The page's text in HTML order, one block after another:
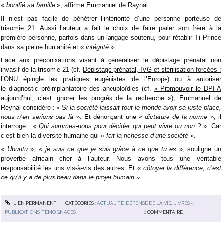
« bonifié sa famille », affirme Emmanuel de Raynal.
Il n’est pas facile de pénétrer l’intériorité d’une personne porteuse de
trisomie 21. Aussi l’auteur a fait le choix de faire parler son frère à la
première personne, parfois dans un langage soutenu, pour rétablir Ti Prince
dans sa pleine humanité et « intégrité ».
Face aux préconisations visant à généraliser le dépistage prénatal non
invasif de la trisomie 21 (cf. Dépistage prénatal, IVG et stérilisation forcées :
l’ONU épingle les pratiques eugénistes de l’Europe) ou à autoriser
le diagnostic préimplantatoiredes aneuploïdies (cf. « Promouvoir le DPI-A
aujourd’hui, c’est ignorer les progrès de la recherche »), Emmanuel de
Reynal considère : « Si la société laissait tout le monde avoir sa juste place,
nous n’en serions pas là ». Et dénonçant une «dictature de la norme », il
interroge : «Qui sommes-nous pour décider qui peut vivre ou non ? ». Car
c’est bien la diversité humaine qui « fait la richesse d’une société ».
« Ubuntu»,« je suis ce que je suis grâce à ce que tu es », souligne un
proverbe africain cher à l’auteur. Nous avons tous une véritable
responsabilité les uns vis-à-vis des autres. Et «côtoyer la différence, c’est
ce qu’il y a de plus beau dans le projet humain ».
LIEN PERMANENT CATÉGORIES :ACTUALITÉ, DÉFENSE DE LA VIE, LIVRES -
PUBLICATIONS ,TÉMOIGNAGES 0 COMMENTAIRE